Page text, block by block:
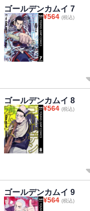
ゴールデンカムイ 7
¥564 (税込)
ゴールデンカムイ 8
¥564 (税込)
ゴールデンカムイ 9
¥564 (税込)